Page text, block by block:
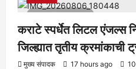
1 minute read
कराटे स्पर्धेत लिटल एंजल्स
जिल्ह्यात तृतीय क्रमांकाची
मुख्य संपादक 17 hours ago
आरोग्य क्रीडा ताज्या बातम्या